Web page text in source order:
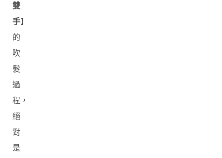
雙
手】
的
吹
髮
過
程，
絕
對
是